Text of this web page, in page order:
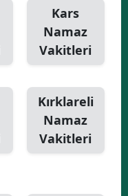
Kars
Namaz
Vakitleri
Kırklareli
Namaz
Vakitleri